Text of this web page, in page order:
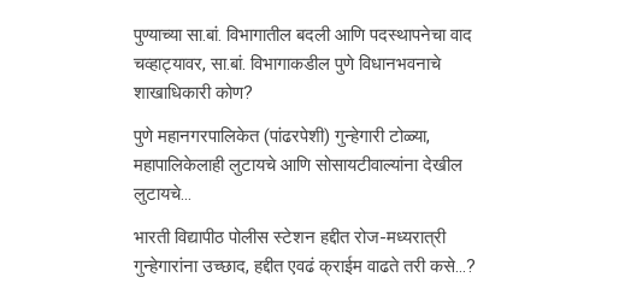
पुण्याच्या सा.बां. विभागातील बदली आणि पदस्थापनेचा वाद
चव्हाट्यावर, सा.बां. विभागाकडील पुणे विधानभवनाचे
शाखाधिकारी कोण?
पुणे महानगरपालिकेत (पांढरपेशी) गुन्हेगारी टोळ्या,
महापालिकेलाही लुटायचे आणि सोसायटीवाल्यांना देखील
लुटायचे…
भारती विद्यापीठ पोलीस स्टेशन हद्दीत रोज-मध्यरात्री
गुन्हेगारांना उच्छाद, हद्दीत एवढं क्राईम वाढते तरी कसे…?